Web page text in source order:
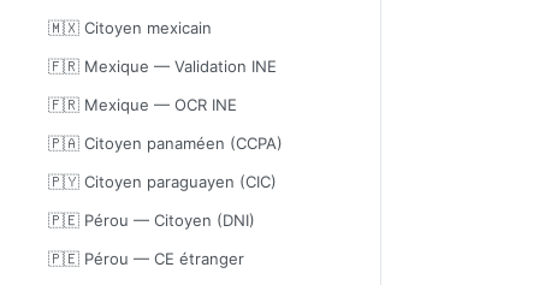
🇲🇽 Citoyen mexicain
🇫🇷 Mexique — Validation INE
🇫🇷 Mexique — OCR INE
🇵🇦 Citoyen panaméen (CCPA)
🇵🇾 Citoyen paraguayen (CIC)
🇵🇪 Pérou — Citoyen (DNI)
🇵🇪 Pérou — CE étranger